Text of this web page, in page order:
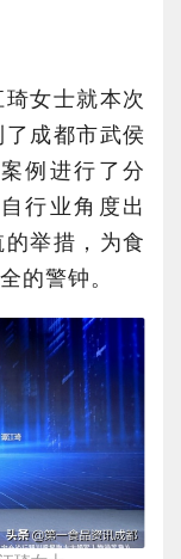
女士就本次
成都市武侯
例进行了分
行业角度出
举措，为食
的警钟。